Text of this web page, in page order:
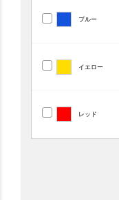
ブルー
イエロー
レッド